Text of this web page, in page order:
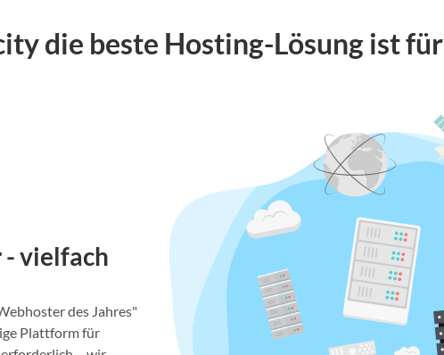
die beste Hosting-Lösung ist für
- vielfach
des Jahres"
Plattform für